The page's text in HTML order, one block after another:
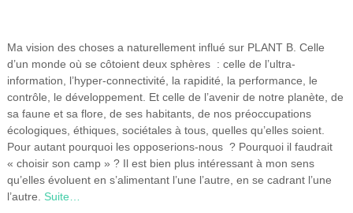
Ma vision des choses a naturellement influé sur PLANT B. Celle
d’un monde où se côtoient deux sphères : celle de l’ultra-
information, l’hyper-connectivité, la rapidité, la performance, le
contrôle, le développement. Et celle de l’avenir de notre planète, de
sa faune et sa flore, de ses habitants, de nos préoccupations
écologiques, éthiques, sociétales à tous, quelles qu’elles soient.
Pour autant pourquoi les opposerions-nous ? Pourquoi il faudrait
« choisir son camp » ? Il est bien plus intéressant à mon sens
qu’elles évoluent en s’alimentant l’une l’autre, en se cadrant l’une
l’autre. Suite…